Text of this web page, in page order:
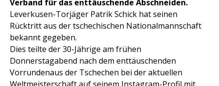
Verband für das enttäuschende Abschneiden.
Leverkusen-Torjäger Patrik Schick hat seinen
Rücktritt aus der tschechischen Nationalmannschaft
bekannt gegeben.
Dies teilte der 30-Jährige am frühen
Donnerstagabend nach dem enttäuschenden
Vorrundenaus der Tschechen bei der aktuellen